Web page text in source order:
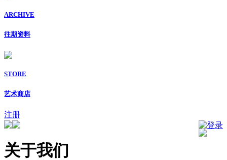
ARCHIVE
往期资料
STORE
艺术商店
注册
登录
关于我们